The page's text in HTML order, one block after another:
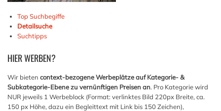
Top Suchbegiffe
Detailsuche
Suchtipps
HIERWERBEN?
Wir bieten context-bezogene Werbeplätze auf Kategorie- &
Subkategorie-Ebene zu vernünftigen Preisen an. Pro Kategorie wird
NUR jeweils 1 Werbeblock (Format: verlinktes Bild 220px Breite, ca.
150 px Höhe, dazu ein Begleittext mit Link bis 150 Zeichen),